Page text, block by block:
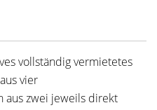
vollständig vermietetes
vier
aus zwei jeweils direkt